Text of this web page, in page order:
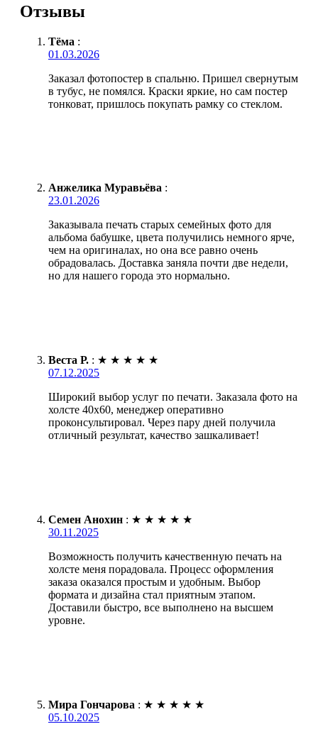
Отзывы
Тёма :
01.03.2026
Заказал фотопостер в спальню. Пришел свернутым
в тубус, не помялся. Краски яркие, но сам постер
тонковат, пришлось покупать рамку со стеклом.
Анжелика Муравьёва :
23.01.2026
Заказывала печать старых семейных фото для
альбома бабушке, цвета получились немного ярче,
чем на оригиналах, но она все равно очень
обрадовалась. Доставка заняла почти две недели,
но для нашего города это нормально.
Веста Р. : ★ ★ ★ ★ ★
07.12.2025
Широкий выбор услуг по печати. Заказала фото на
холсте 40х60, менеджер оперативно
проконсультировал. Через пару дней получила
отличный результат, качество зашкаливает!
Семен Анохин : ★ ★ ★ ★ ★
30.11.2025
Возможность получить качественную печать на
холсте меня порадовала. Процесс оформления
заказа оказался простым и удобным. Выбор
формата и дизайна стал приятным этапом.
Доставили быстро, все выполнено на высшем
уровне.
Мира Гончарова : ★ ★ ★ ★ ★
05.10.2025